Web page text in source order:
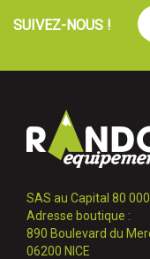
SUIVEZ-NOUS !
SAS au Capital 80
Adresse boutique :
890 Boulevard du
06200 NICE